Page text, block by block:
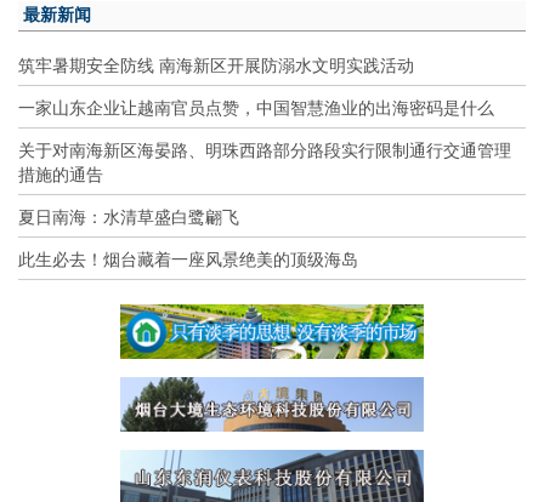
最新新闻
筑牢暑期安全防线 南海新区开展防溺水文明实践活动
一家山东企业让越南官员点赞，中国智慧渔业的出海密码是什么
关于对南海新区海晏路、明珠西路部分路段实行限制通行交通管理
措施的通告
夏日南海：水清草盛白鹭翩飞
此生必去！烟台藏着一座风景绝美的顶级海岛